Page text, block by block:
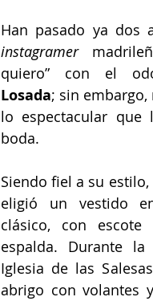
instagramer
quiero” con el
Losada; sin
lo espectacular
boda.
Siendo fiel a su
eligió un vestido
clásico, con
espalda. Durante
Iglesia de las
abrigo con volantes